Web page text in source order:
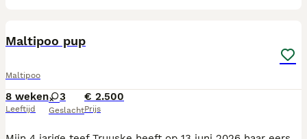
Maltipoo pup
Maltipoo
8 weken
Leeftijd
3
Geslacht
€ 2.500
Prijs